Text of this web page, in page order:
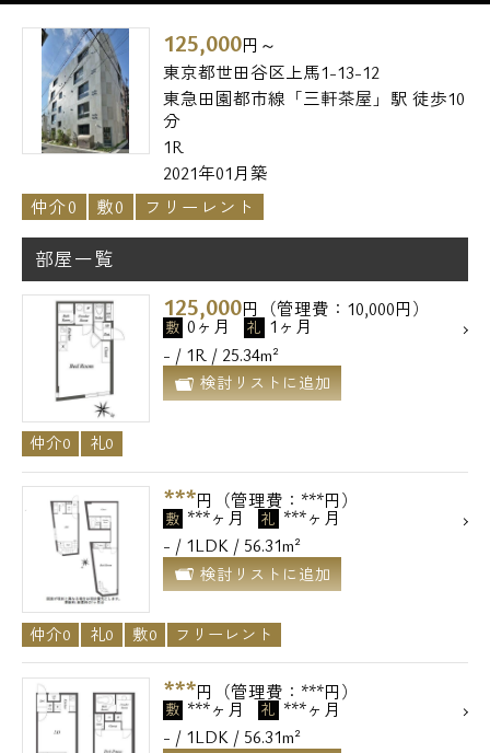
125,000円～
東京都世田谷区上馬1-13-12
東急田園都市線「三軒茶屋」駅 徒歩10
分
1R
2021年01月築
仲介0
敷0 フリーレント
部屋一覧
125,000円（管理費：10,000円）
敷 0ヶ月 礼 1ヶ月
- / 1R / 25.34m²
検討リストに追加
仲介0 礼0
***円（管理費：***円）
敷 ***ヶ月 礼 ***ヶ月
- / 1LDK / 56.31m²
検討リストに追加
仲介0 礼0 敷0 フリーレント
***円（管理費：***円）
敷 ***ヶ月 礼 ***ヶ月
- / 1LDK / 56.31m²